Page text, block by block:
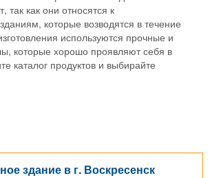
так как они относятся к
которые возводятся в течение
используются прочные и
которые хорошо проявляют себя в
каталог продуктов и выбирайте
здание в г. Воскресенск